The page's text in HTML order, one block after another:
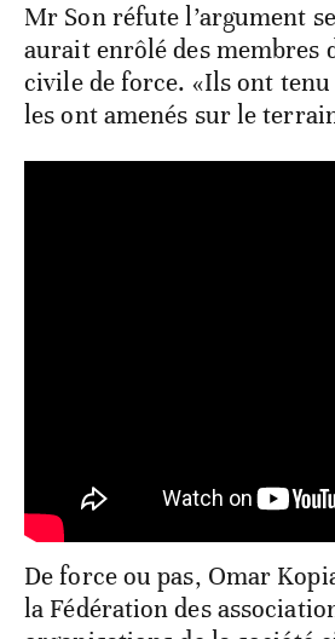
Mr Son réfute l’argument
aurait enrôlé des membres
civile de force. «Ils ont tenu
les ont amenés sur le
De force ou pas, Omar
la Fédération des